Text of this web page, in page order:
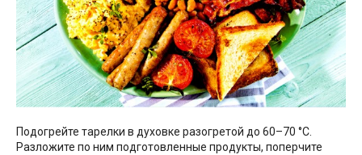
Подогрейте тарелки в духовке разогретой до 60–70 °С.
Разложите по ним подготовленные продукты, поперчите